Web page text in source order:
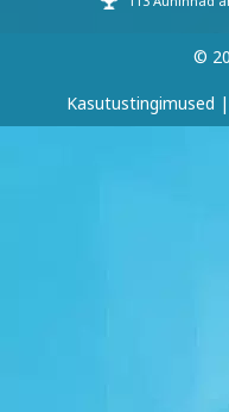
©
Kasutustingimused |